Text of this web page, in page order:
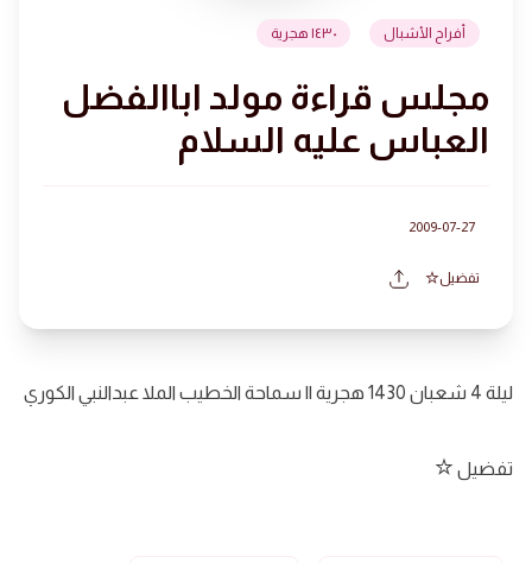
أفراح الأشبال ١٤٣٠ هجرية
مجلس قراءة مولد اباالفضل
العباس عليه السلام
2009-07-27
تفضيل
ليلة 4 شعبان 1430 هجرية || سماحة الخطيب الملا عبدالنبي الكوري
تفضيل